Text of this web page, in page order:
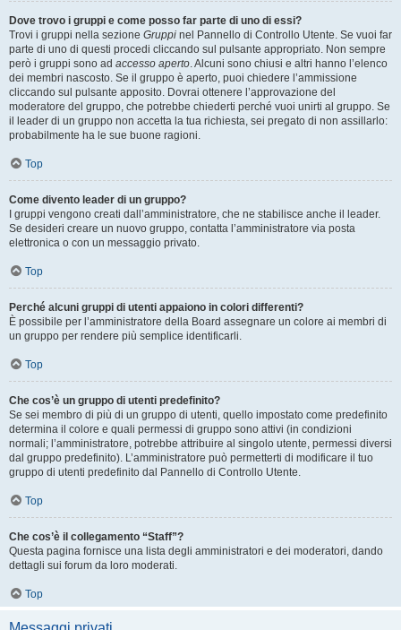
Dove trovo i gruppi e come posso far parte di uno di essi?
Trovi i gruppi nella sezione Gruppi nel Pannello di Controllo Utente. Se vuoi far
parte di uno di questi procedi cliccando sul pulsante appropriato. Non sempre
però i gruppi sono ad accesso aperto. Alcuni sono chiusi e altri hanno l’elenco
dei membri nascosto. Se il gruppo è aperto, puoi chiedere l’ammissione
cliccando sul pulsante apposito. Dovrai ottenere l’approvazione del
moderatore del gruppo, che potrebbe chiederti perché vuoi unirti al gruppo. Se
il leader di un gruppo non accetta la tua richiesta, sei pregato di non assillarlo:
probabilmente ha le sue buone ragioni.
Top
Come divento leader di un gruppo?
I gruppi vengono creati dall’amministratore, che ne stabilisce anche il leader.
Se desideri creare un nuovo gruppo, contatta l’amministratore via posta
elettronica o con un messaggio privato.
Top
Perché alcuni gruppi di utenti appaiono in colori differenti?
È possibile per l’amministratore della Board assegnare un colore ai membri di
un gruppo per rendere più semplice identificarli.
Top
Che cos’è un gruppo di utenti predefinito?
Se sei membro di più di un gruppo di utenti, quello impostato come predefinito
determina il colore e quali permessi di gruppo sono attivi (in condizioni
normali; l’amministratore, potrebbe attribuire al singolo utente, permessi diversi
dal gruppo predefinito). L’amministratore può permetterti di modificare il tuo
gruppo di utenti predefinito dal Pannello di Controllo Utente.
Top
Che cos’è il collegamento “Staff”?
Questa pagina fornisce una lista degli amministratori e dei moderatori, dando
dettagli sui forum da loro moderati.
Top